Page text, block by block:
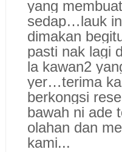
yang
sedap…lauk
dimakan
pasti nak lagi
la kawan2
yer…terima
berkongsi
bawah ni ade
olahan dan
kami...